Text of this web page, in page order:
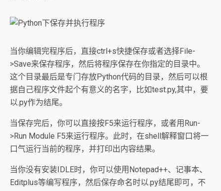
当你编辑完程序后，直接ctrl+s快捷保存或者选择File-
>Save来保存程序，然后将程序保存在你指定的目录中。
这个目录最后是专门存放Python代码的目录，然后可以根
据自己程序文件起个有意义的名字，比如test.py,其中，要
以.py作为结尾。
当保存完后，你可以直接按F5来运行程序，或者用Run-
>Run Module F5来运行程序。此时，在shell解释窗口将一
口气运行当前的程序，并打印出内容结果。
当你没有安装IDLE时，你可以使用Notepad++、记事本、
Editplus等编写程序，然后保存命名时以.py结尾即可，不